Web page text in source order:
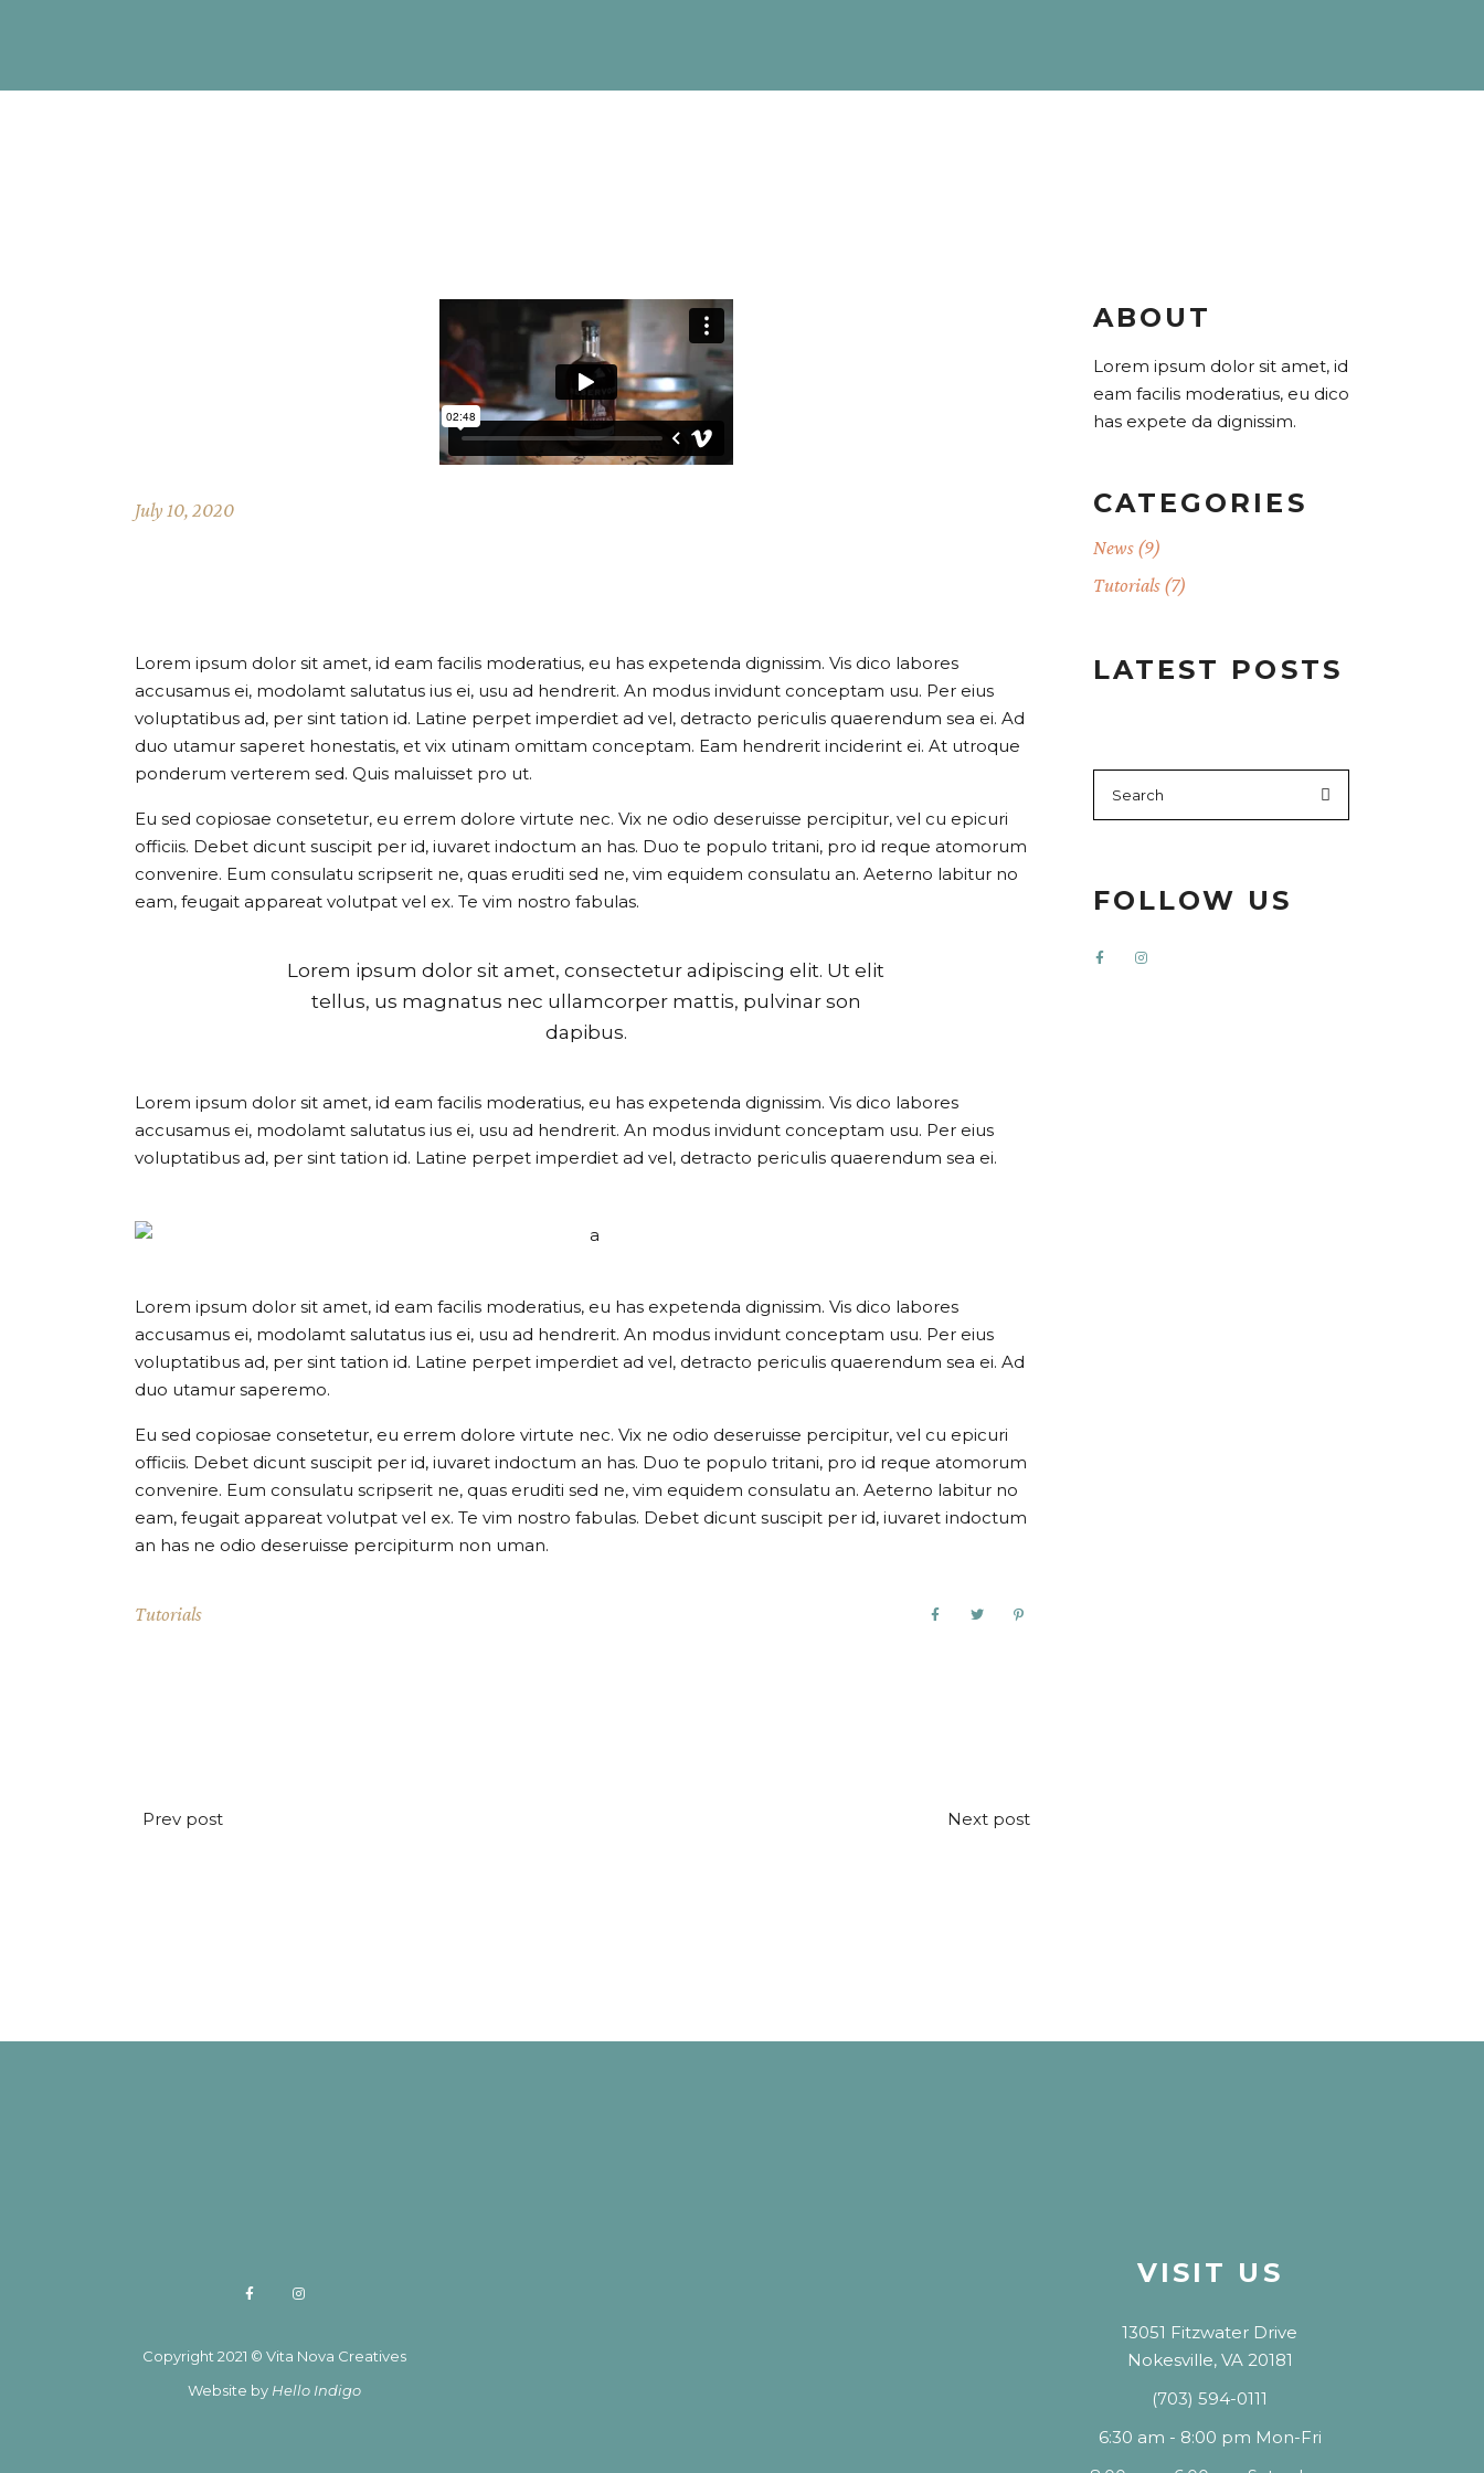
July 10, 2020
Lorem ipsum dolor sit amet, id eam facilis moderatius, eu has expetenda dignissim. Vis dico labores
accusamus ei, modolamt salutatus ius ei, usu ad hendrerit. An modus invidunt conceptam usu. Per eius
voluptatibus ad, per sint tation id. Latine perpet imperdiet ad vel, detracto periculis quaerendum sea ei. Ad
duo utamur saperet honestatis, et vix utinam omittam conceptam. Eam hendrerit inciderint ei. At utroque
ponderum verterem sed. Quis maluisset pro ut.
Eu sed copiosae consetetur, eu errem dolore virtute nec. Vix ne odio deseruisse percipitur, vel cu epicuri
officiis. Debet dicunt suscipit per id, iuvaret indoctum an has. Duo te populo tritani, pro id reque atomorum
convenire. Eum consulatu scripserit ne, quas eruditi sed ne, vim equidem consulatu an. Aeterno labitur no
eam, feugait appareat volutpat vel ex. Te vim nostro fabulas.
Lorem ipsum dolor sit amet, consectetur adipiscing elit. Ut elit
tellus, us magnatus nec ullamcorper mattis, pulvinar son
dapibus.
Lorem ipsum dolor sit amet, id eam facilis moderatius, eu has expetenda dignissim. Vis dico labores
accusamus ei, modolamt salutatus ius ei, usu ad hendrerit. An modus invidunt conceptam usu. Per eius
voluptatibus ad, per sint tation id. Latine perpet imperdiet ad vel, detracto periculis quaerendum sea ei.
Lorem ipsum dolor sit amet, id eam facilis moderatius, eu has expetenda dignissim. Vis dico labores
accusamus ei, modolamt salutatus ius ei, usu ad hendrerit. An modus invidunt conceptam usu. Per eius
voluptatibus ad, per sint tation id. Latine perpet imperdiet ad vel, detracto periculis quaerendum sea ei. Ad
duo utamur saperemo.
Eu sed copiosae consetetur, eu errem dolore virtute nec. Vix ne odio deseruisse percipitur, vel cu epicuri
officiis. Debet dicunt suscipit per id, iuvaret indoctum an has. Duo te populo tritani, pro id reque atomorum
convenire. Eum consulatu scripserit ne, quas eruditi sed ne, vim equidem consulatu an. Aeterno labitur no
eam, feugait appareat volutpat vel ex. Te vim nostro fabulas. Debet dicunt suscipit per id, iuvaret indoctum
an has ne odio deseruisse percipiturm non uman.
Tutorials
Prev post Next post
ABOUT
Lorem ipsum dolor sit amet, id
eam facilis moderatius, eu dico
has expete da dignissim.
CATEGORIES
News(9)
Tutorials(7)
LATEST POSTS
FOLLOW US
Copyright 2021 © Vita Nova Creatives
Website by Hello Indigo
VISIT US
13051 Fitzwater Drive
Nokesville, VA 20181
(703) 594-0111
6:30 am - 8:00 pm Mon-Fri